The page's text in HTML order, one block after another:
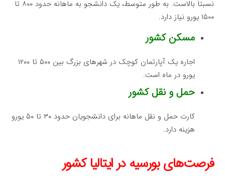
نسبتاً بالاست. به طور متوسط، یک دانشجو به ماهانه حدود ۸۰۰ تا
۱۵۰۰ یورو نیاز دارد.
مسکن کشور
اجاره یک آپارتمان کوچک در شهرهای بزرگ بین ۵۰۰ تا ۱۲۰۰
یورو در ماه است.
حمل و نقل کشور
کارت حمل و نقل ماهانه برای دانشجویان حدود ۳۰ تا ۵۰ یورو
هزینه دارد.
فرصت‌های بورسیه در ایتالیا کشور